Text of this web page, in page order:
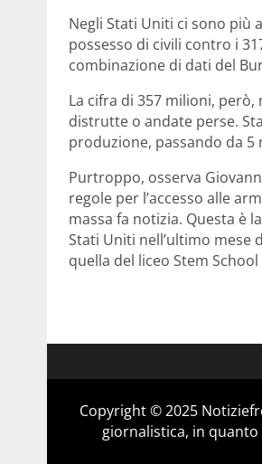
Negli Stati Uniti ci sono più
possesso di civili contro i
combinazione di dati del
La cifra di 357 milioni,
distrutte o andate perse.
produzione, passando da 5
Purtroppo, osserva
regole per l’accesso alle
massa fa notizia. Questa è
Stati Uniti nell’ultimo mese
quella del liceo Stem
Copyright © 2025
giornalistica, in